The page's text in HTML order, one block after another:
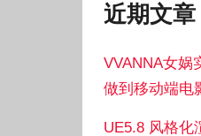
近期文章
VVANNA女娲
做到移动端电
UE5.8 风格化